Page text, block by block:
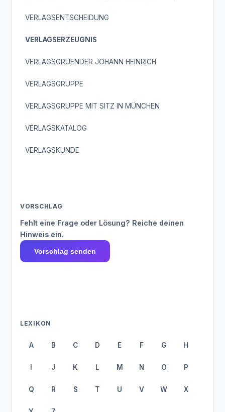
VERLAGSENTSCHEIDUNG
VERLAGSERZEUGNIS
VERLAGSGRUENDER JOHANN HEINRICH
VERLAGSGRUPPE
VERLAGSGRUPPE MIT SITZ IN MÜNCHEN
VERLAGSKATALOG
VERLAGSKUNDE
VORSCHLAG
Fehlt eine Frage oder Lösung? Reiche deinen
Hinweis ein.
Vorschlag senden
LEXIKON
A B C D E F G H
I J K L M N O P
Q R S T U V W X